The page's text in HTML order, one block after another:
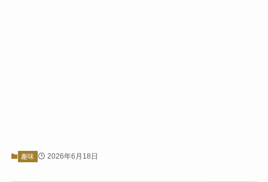
趣味 2026年6月18日